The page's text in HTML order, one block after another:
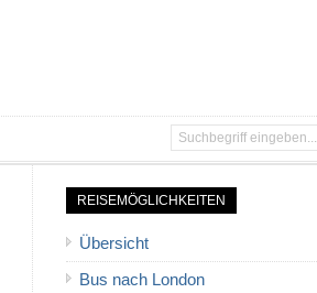
REISEMÖGLICHKEITEN
Übersicht
Bus nach London